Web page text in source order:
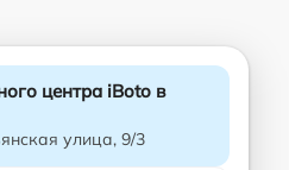
центра iBoto в
улица, 9/3